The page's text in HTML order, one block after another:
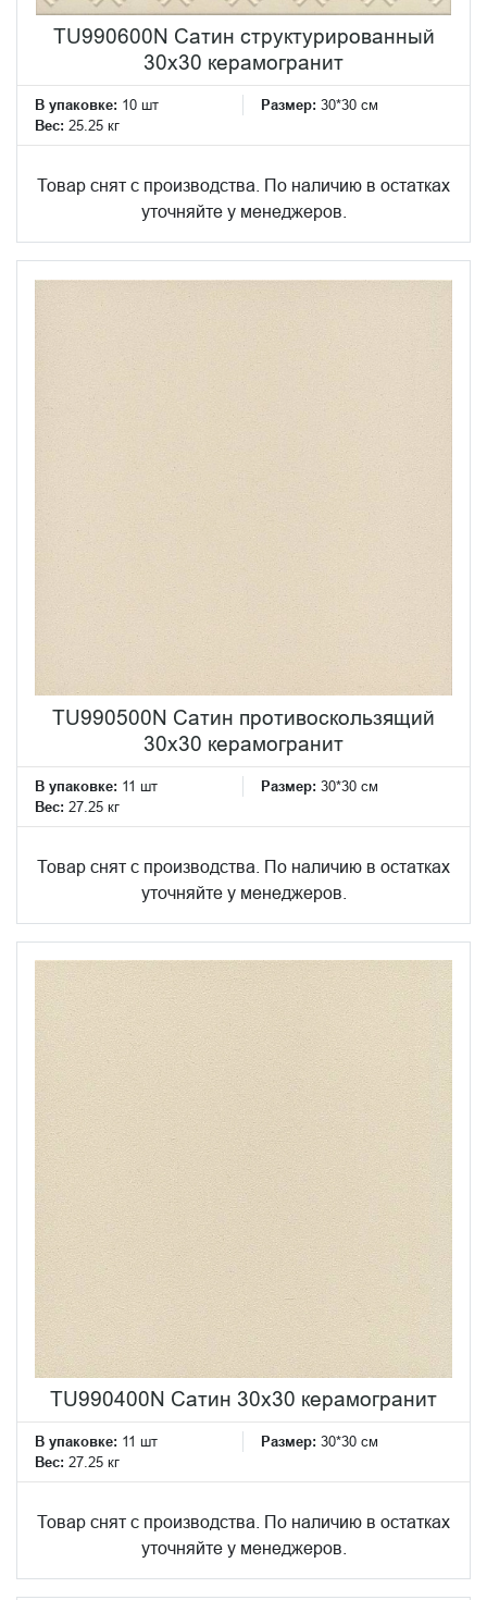
TU990600N Сатин структурированный
30x30 керамогранит
В упаковке: 10 шт Размер: 30*30 см
Вес: 25.25 кг
Товар снят с производства. По наличию в остатках
уточняйте у менеджеров.
TU990500N Сатин противоскользящий
30x30 керамогранит
В упаковке: 11 шт Размер: 30*30 см
Вес: 27.25 кг
Товар снят с производства. По наличию в остатках
уточняйте у менеджеров.
TU990400N Сатин 30x30 керамогранит
В упаковке: 11 шт Размер: 30*30 см
Вес: 27.25 кг
Товар снят с производства. По наличию в остатках
уточняйте у менеджеров.